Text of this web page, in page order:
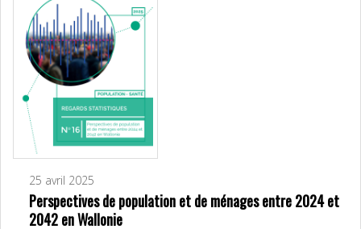
25 avril 2025
Perspectives de population et de ménages entre 2024 et
2042 en Wallonie